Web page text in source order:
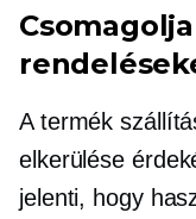
A termék
elkerülése
jelenti, hogy